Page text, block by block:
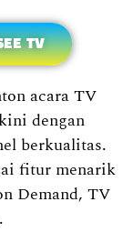
TV
acara TV
dengan
berkualitas.
fitur menarik
Demand, TV